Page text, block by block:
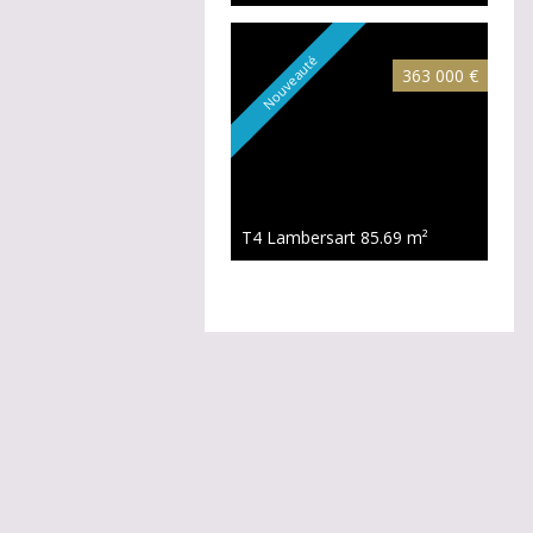
Nouveauté 363 000 €
T4 Lambersart 85.69 m²